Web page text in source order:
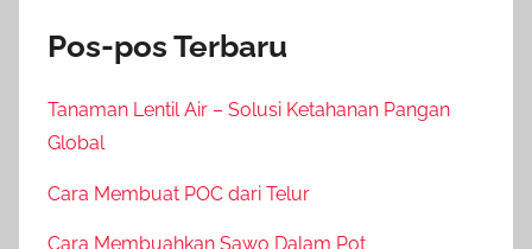
Pos-pos Terbaru
Tanaman Lentil Air – Solusi Ketahanan Pangan
Global
Cara Membuat POC dari Telur
Cara Membuahkan Sawo Dalam Pot